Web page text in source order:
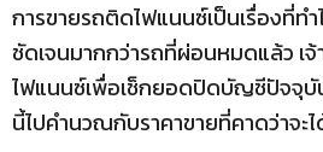
การขายรถติดไฟแนนซ์เป็นเรื่องที่
ชัดเจนมากกว่ารถที่ผ่อนหมดแล้ว เ
ไฟแนนซ์เพื่อเช็กยอดปิดบัญชีปัจจุ
นี้ไปคำนวณกับราคาขายที่คาดว่าจะ